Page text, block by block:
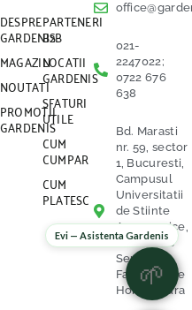
DESPRE
GARDENIS
MAGAZIN
NOUTATI
PROMOTII
GARDENIS
PARTENERI
B2B
LOCATII
GARDENIS
SFATURI
UTILE
CUM
CUMPAR
CUM
PLATESC
021-
2247022;
0722 676
638
Bd. Marasti
nr. 59, sector
1, Bucuresti,
Campusul
Universitatii
de Stiinte
Agronomice,
vis a vis de
Serele
Facultatii de
Horticultura
Evi — Asistenta Gardenis
🌱